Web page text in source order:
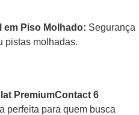
em Piso Molhado: Segurança
pistas molhadas.
PremiumContact 6
perfeita para quem busca